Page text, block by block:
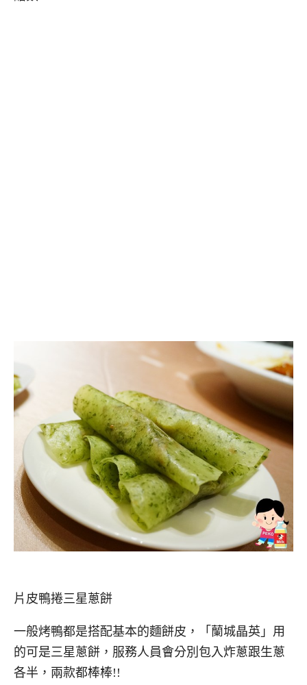
片皮鴨捲三星蔥餅
一般烤鴨都是搭配基本的麵餅皮，「蘭城晶英」用
的可是三星蔥餅，服務人員會分別包入炸蔥跟生蔥
各半，兩款都棒棒!!